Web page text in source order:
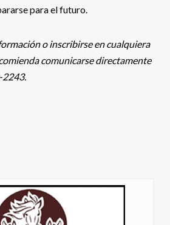
para el futuro.
o inscribirse en cualquiera
comunicarse directamente
2243.